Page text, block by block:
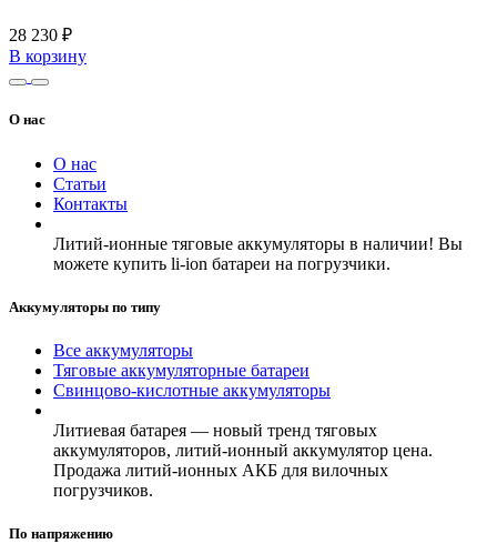
28 230 ₽
В корзину
О нас
О нас
Статьи
Контакты
Литий-ионные тяговые аккумуляторы в наличии! Вы
можете купить li-ion батареи на погрузчики.
Аккумуляторы по типу
Все аккумуляторы
Тяговые аккумуляторные батареи
Свинцово-кислотные аккумуляторы
Литиевая батарея — новый тренд тяговых
аккумуляторов, литий-ионный аккумулятор цена.
Продажа литий-ионных АКБ для вилочных
погрузчиков.
По напряжению